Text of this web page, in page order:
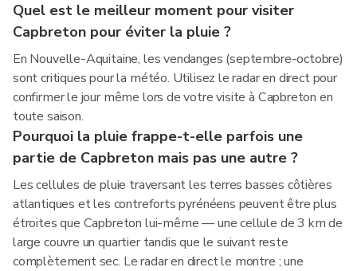
Quel est le meilleur moment pour visiter
Capbreton pour éviter la pluie ?
En Nouvelle-Aquitaine, les vendanges (septembre-octobre)
sont critiques pour la météo. Utilisez le radar en direct pour
confirmer le jour même lors de votre visite à Capbreton en
toute saison.
Pourquoi la pluie frappe-t-elle parfois une
partie de Capbreton mais pas une autre ?
Les cellules de pluie traversant les terres basses côtières
atlantiques et les contreforts pyrénéens peuvent être plus
étroites que Capbreton lui-même — une cellule de 3 km de
large couvre un quartier tandis que le suivant reste
complètement sec. Le radar en direct le montre ; une